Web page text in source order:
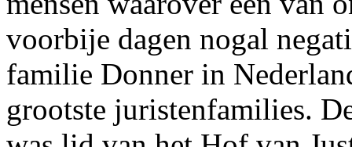
voorbije dagen nogal
familie Donner in
grootste juristenfamilies.